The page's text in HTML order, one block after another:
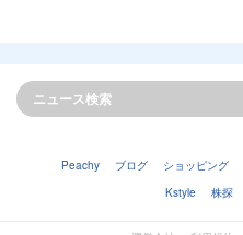
Peachy ブログ ショッピング
Kstyle
株探